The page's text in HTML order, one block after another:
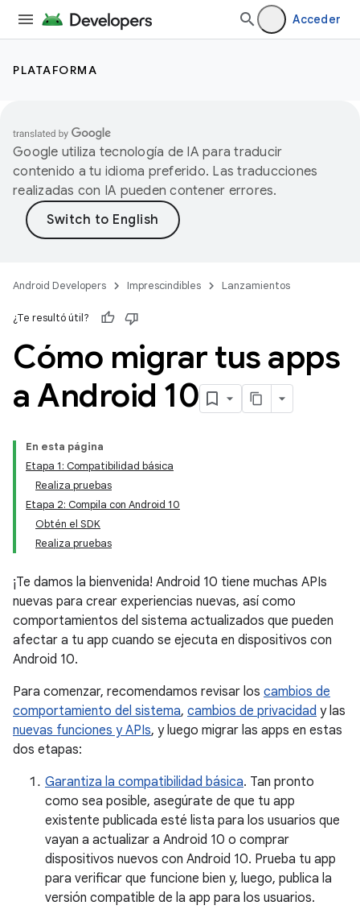
Acceder
PLATAFORMA
Google utiliza tecnología de IA para traducir
contenido a tu idioma preferido. Las traducciones
realizadas con IA pueden contener errores.
Android Developers Imprescindibles Lanzamientos
¿Te resultó útil?
Cómo migrar tus apps
a Android 10
En esta página
Etapa 1: Compatibilidad básica
Realiza pruebas
Etapa 2: Compila con Android 10
Obtén el SDK
Realiza pruebas
¡Te damos la bienvenida! Android 10 tiene muchas APIs
nuevas para crear experiencias nuevas, así como
comportamientos del sistema actualizados que pueden
afectar a tu app cuando se ejecuta en dispositivos con
Android 10.
Para comenzar, recomendamos revisar los cambios de
comportamiento del sistema, cambios de privacidad y las
nuevas funciones y APIs, y luego migrar las apps en estas
dos etapas:
Garantiza la compatibilidad básica. Tan pronto
como sea posible, asegúrate de que tu app
existente publicada esté lista para los usuarios que
vayan a actualizar a Android 10 o comprar
dispositivos nuevos con Android 10. Prueba tu app
para verificar que funcione bien y, luego, publica la
versión compatible de la app para los usuarios.